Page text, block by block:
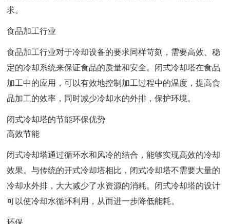
求。
食品加工行业
食品加工行业对于冷却设备的要求同样苛刻，需要高效、稳
定的冷却系统来保证食品的质量和安全。闭式冷却塔在食品
加工中的应用，可以有效地控制加工过程中的温度，提高食
品加工的效率，同时减少冷却水的外排，保护环境。
闭式冷却塔的节能环保优势
高效节能
闭式冷却塔通过循环水和风冷的结合，能够实现高效的冷却
效果。与传统的开式冷却塔相比，闭式冷却塔不需要大量的
冷却水外排，大大减少了水资源的消耗。闭式冷却塔的设计
可以使冷却水循环利用，从而进一步降低能耗。